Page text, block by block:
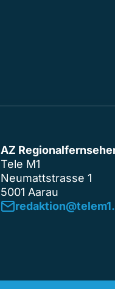
AZ
Tele M1
Neumattstrasse 1
5001 Aarau